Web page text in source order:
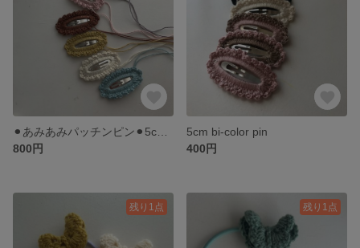
800円
5cm bi-color pin
400円
残り1点 残り1点